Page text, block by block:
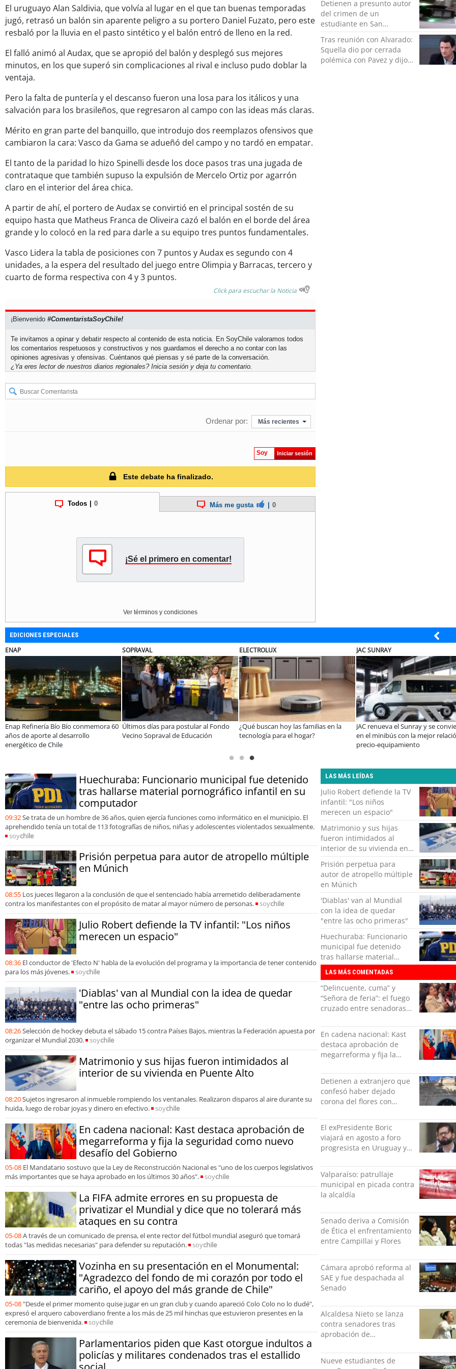
El uruguayo Alan Saldivia, que volvía al lugar en el que tan buenas temporadas
jugó, retrasó un balón sin aparente peligro a su portero Daniel Fuzato, pero este
resbaló por la lluvia en el pasto sintético y el balón entró de lleno en la red.
El falló animó al Audax, que se apropió del balón y desplegó sus mejores
minutos, en los que superó sin complicaciones al rival e incluso pudo doblar la
ventaja.
Pero la falta de puntería y el descanso fueron una losa para los itálicos y una
salvación para los brasileños, que regresaron al campo con las ideas más claras.
Mérito en gran parte del banquillo, que introdujo dos reemplazos ofensivos que
cambiaron la cara: Vasco da Gama se adueñó del campo y no tardó en empatar.
El tanto de la paridad lo hizo Spinelli desde los doce pasos tras una jugada de
contrataque que también supuso la expulsión de Mercelo Ortiz por agarrón
claro en el interior del área chica.
A partir de ahí, el portero de Audax se convirtió en el principal sostén de su
equipo hasta que Matheus Franca de Oliveira cazó el balón en el borde del área
grande y lo colocó en la red para darle a su equipo tres puntos fundamentales.
Vasco Lidera la tabla de posiciones con 7 puntos y Audax es segundo con 4
unidades, a la espera del resultado del juego entre Olimpia y Barracas, tercero y
cuarto de forma respectiva con 4 y 3 puntos.
Click para escuchar la Noticia
¡Bienvenido #ComentaristaSoyChile!
Te invitamos a opinar y debatir respecto al contenido de esta noticia. En SoyChile valoramos todos
los comentarios respetuosos y constructivos y nos guardamos el derecho a no contar con las
opiniones agresivas y ofensivas. Cuéntanos qué piensas y sé parte de la conversación.
¿Ya eres lector de nuestros diarios regionales? Inicia sesión y deja tu comentario.
Ordenar por: Más recientes
Soy Iniciar sesión
Este debate ha finalizado.
Todos 0 Más me gusta 0
¡Sé el primero en comentar!
Ver términos y condiciones
Detienen a presunto autor
del crimen de un
estudiante en San
Bernardo
Tras reunión con Alvarado:
Squella dio por cerrada
polémica con Pavez y dijo
EDICIONES ESPECIALES
JAC SUNRAY
JAC renueva el Sunray y se convierte
en el minibús con la mejor relación
precio-equipamiento
SOPRAVAL
Más de 1.600 alumnos han sido parte
de programa Súper Sano de Sopraval
ULTRAPORT
Miguel Palacios asume la presidencia
de Magallanes Puerto Sostenible con
ULTRAPORT
Estudiantes de la UCN
tecnología para modernizar la
operación de Ultraport
Huechuraba: Funcionario municipal fue detenido
tras hallarse material pornográfico infantil en su
computador
09:32Se trata de un hombre de 36 años, quien ejercía funciones como informático en el municipio. El
aprehendido tenía un total de 113 fotografías de niños, niñas y adolescentes violentados sexualmente.
soychile
Prisión perpetua para autor de atropello múltiple
en Múnich
08:55 Los jueces llegaron a la conclusión de que el sentenciado había arremetido deliberadamente
contra los manifestantes con el propósito de matar al mayor número de personas.
soychile
Julio Robert defiende la TV infantil: "Los niños
merecen un espacio"
08:36 El conductor de 'Efecto N' habla de la evolución del programa y la importancia de tener contenido
para los más jóvenes.
soychile
'Diablas' van al Mundial con la idea de quedar
"entre las ocho primeras"
08:26Selección de hockey debuta el sábado 15 contra Países Bajos, mientras la Federación apuesta por
organizar el Mundial 2030.
soychile
Matrimonio y sus hijas fueron intimidados al
interior de su vivienda en Puente Alto
08:20Sujetos ingresaron al inmueble rompiendo los ventanales. Realizaron disparos al aire durante su
huida, luego de robar joyas y dinero en efectivo.
soychile
En cadena nacional: Kast destaca aprobación de
megarreforma y fija la seguridad como nuevo
desafío del Gobierno
05-08 El Mandatario sostuvo que la Ley de Reconstrucción Nacional es "uno de los cuerpos legislativos
más importantes que se haya aprobado en los últimos 30 años".
soychile
La FIFA admite errores en su propuesta de
privatizar el Mundial y dice que no tolerará más
ataques en su contra
05-08A través de un comunicado de prensa, el ente rector del fútbol mundial aseguró que tomará
todas "las medidas necesarias" para defender su reputación.
soychile
Vozinha en su presentación en el Monumental:
"Agradezco del fondo de mi corazón por todo el
cariño, el apoyo del más grande de Chile"
05-08 "Desde el primer momento quise jugar en un gran club y cuando apareció Colo Colo no lo dudé",
expresó el arquero caboverdiano frente a los más de 25 mil hinchas que estuvieron presentes en la
ceremonia de bienvenida.
soychile
Parlamentarios piden que Kast otorgue indultos a
policías y militares condenados tras el estallido
LAS MÁS LEÍDAS
Julio Robert defiende la TV
infantil: "Los niños
merecen un espacio"
Matrimonio y sus hijas
fueron intimidados al
interior de su vivienda en
Puente Alto
Prisión perpetua para
autor de atropello múltiple
en Múnich
'Diablas' van al Mundial
con la idea de quedar
"entre las ocho primeras"
Huechuraba: Funcionario
municipal fue detenido
tras hallarse material
pornográfico infantil en su
computador
LAS MÁS COMENTADAS
“Delincuente, cuma” y
“Señora de feria”: el fuego
cruzado entre senadoras
Senado
En cadena nacional: Kast
destaca aprobación de
megarreforma y fija la
desafío del Gobierno
Detienen a extranjero que
confesó haber dejado
corona del flores con
exPenitenciaría
El exPresidente Boric
viajará en agosto a foro
progresista en Uruguay y
Valparaíso: patrullaje
municipal en picada contra
la alcaldía
Senado deriva a Comisión
de Ética el enfrentamiento
entre Campillai y Flores
Cámara aprobó reforma al
SAE y fue despachada al
Senado
Alcaldesa Nieto se lanza
contra senadores tras
aprobación de
"Gobierno indolente"
Nueve estudiantes de